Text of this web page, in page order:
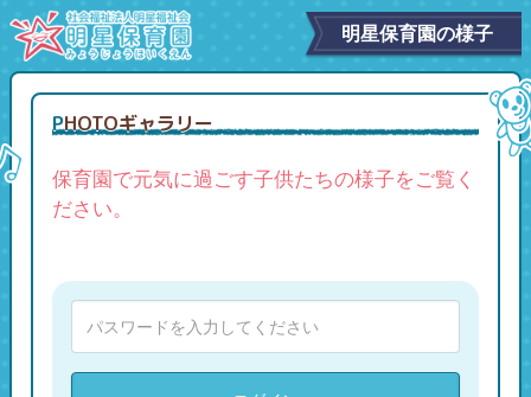
明星保育園の様子
PHOTOギャラリー
保育園で元気に過ごす子供たちの様子をご覧く
ださい。